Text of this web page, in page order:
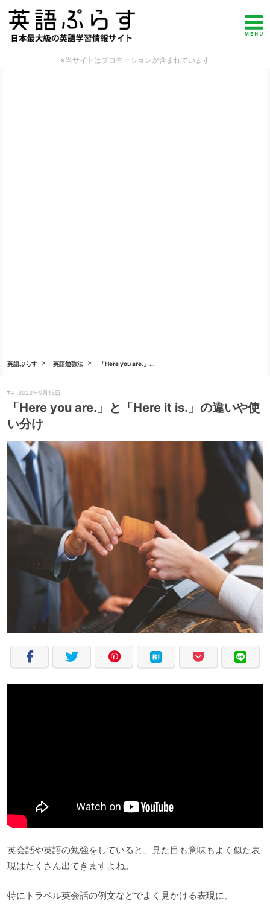
※当サイトはプロモーションが含まれています
英語ぷらす 英語勉強法 「Here you are.」...
2022年9月15日
「Here you are.」と「Here it is.」の違いや使
い分け
英会話や英語の勉強をしていると、見た目も意味もよく似た表
現はたくさん出てきますよね。
特にトラベル英会話の例文などでよく見かける表現に、